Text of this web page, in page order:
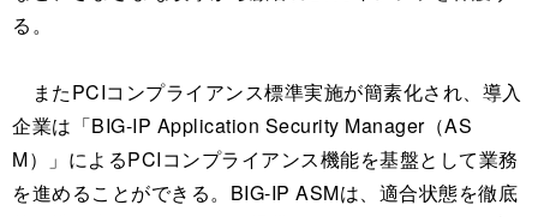
る。
またPCIコンプライアンス標準実施が簡素化され、導入
企業は「BIG-IP Application Security Manager（AS
M）」によるPCIコンプライアンス機能を基盤として業務
を進めることができる。BIG-IP ASMは、適合状態を徹底